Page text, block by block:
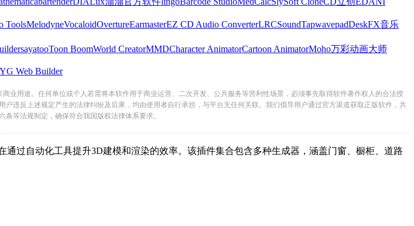
ToolsMelodyneVocaloidOvertureEarmasterEZ CD Audio ConverterLRCSoundTapwavepadDeskFX音乐
sayatooToon BoomWorld CreatorMMDCharacter AnimatorCartoon AnimatorMoho万彩动画大师
Web Builder
业用途。任何单位或个人若需将本软件用于商业运营、二次开发、公共服务等营利性场景，必须事先取得软件著作权人的合法授
违反上述规定产生的法律纠纷及后果，均由使用者自行承担，与平台无任何关联。我们倡导用户通过官方渠道获取正版软件，共
等法规制定，确保符合我国版权法律体系要求。
过自动化工具提升3D建模和渲染的效率。该插件集合包含多种生成器，涵盖门窗、橱柜、道路